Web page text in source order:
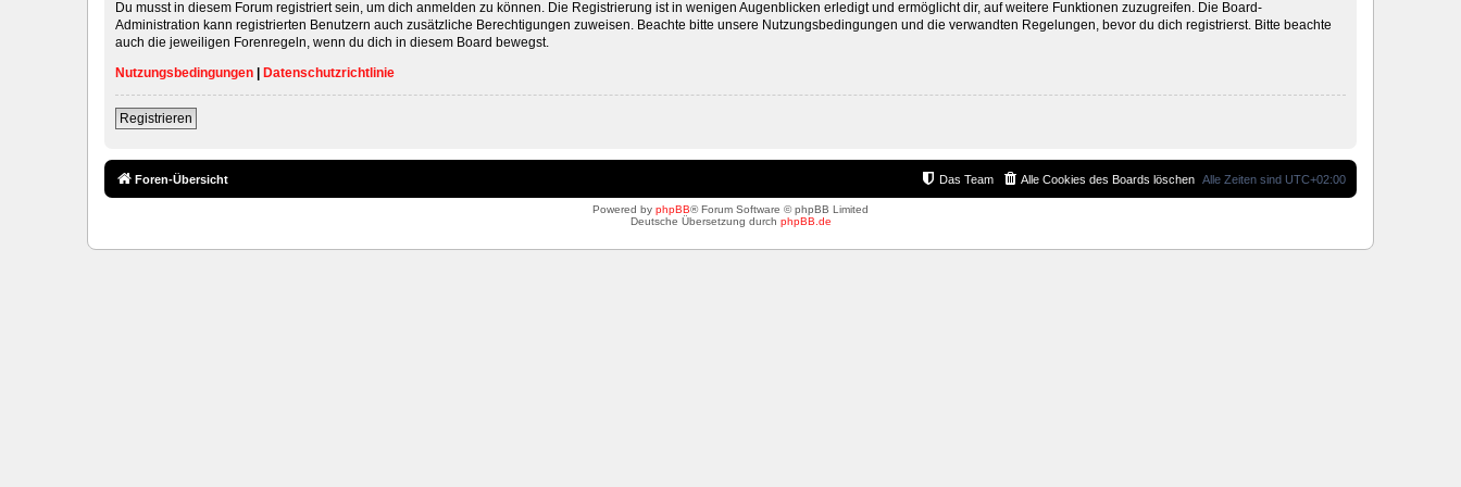
Du musst in diesem Forum registriert sein, um dich anmelden zu können. Die Registrierung ist in wenigen Augenblicken erledigt und ermöglicht dir, auf weitere Funktionen zuzugreifen. Die Board-
Administration kann registrierten Benutzern auch zusätzliche Berechtigungen zuweisen. Beachte bitte unsere Nutzungsbedingungen und die verwandten Regelungen, bevor du dich registrierst. Bitte beachte
auch die jeweiligen Forenregeln, wenn du dich in diesem Board bewegst.
Nutzungsbedingungen | Datenschutzrichtlinie
Registrieren
Foren-Übersicht Alle Zeiten sind UTC+02:00
Alle Cookies des Boards löschen
Das Team
Powered by phpBB® Forum Software © phpBB Limited
Deutsche Übersetzung durch phpBB.de